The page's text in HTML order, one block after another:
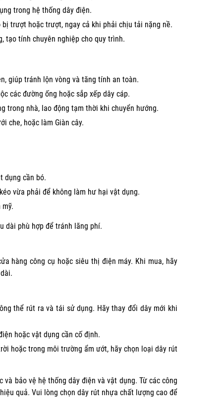
trong hệ thống dây điện.
trượt hoặc trượt, ngay cả khi phải chịu tải nặng nề.
tạo tính chuyên nghiệp cho quy trình.
giúp tránh lộn vòng và tăng tính an toàn.
các đường ống hoặc sắp xếp dây cáp.
trong nhà, lao động tạm thời khi chuyển hướng.
che, hoặc làm Giàn cây.
dụng cần bó.
vừa phải để không làm hư hại vật dụng.
dài phù hợp để tránh lãng phí.
hàng công cụ hoặc siêu thị điện máy. Khi mua, hãy
thể rút ra và tái sử dụng. Hãy thay đổi dây mới khi
hoặc vật dụng cần cố định.
hoặc trong môi trường ẩm ướt, hãy chọn loại dây rút
bảo vệ hệ thống dây điện và vật dụng. Từ các công
quả. Vui lòng chọn dây rút nhựa chất lượng cao để